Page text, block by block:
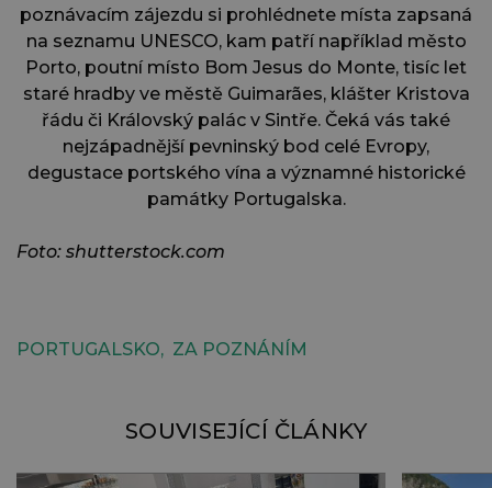
poznávacím zájezdu si prohlédnete místa zapsaná
na seznamu UNESCO, kam patří například město
Porto, poutní místo Bom Jesus do Monte, tisíc let
staré hradby ve městě Guimarães, klášter Kristova
řádu či Královský palác v Sintře. Čeká vás také
nejzápadnější pevninský bod celé Evropy,
degustace portského vína a významné historické
památky Portugalska.
Foto: shutterstock.com
PORTUGALSKO ZA POZNÁNÍM
SOUVISEJÍCÍ ČLÁNKY